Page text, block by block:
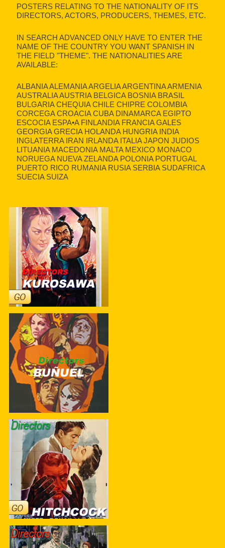
POSTERS RELATING TO THE NATIONALITY OF ITS
DIRECTORS, ACTORS, PRODUCERS, THEMES, ETC.
IN SEARCH ADVANCED ONLY HAVE TO ENTER THE
NAME OF THE COUNTRY YOU WANT SPANISH IN
THE FIELD "THEME". THE NATIONALITIES ARE
AVAILABLE:
ALBANIA ALEMANIA ARGELIA ARGENTINA ARMENIA
AUSTRALIA AUSTRIA BELGICA BOSNIA BRASIL
BULGARIA CHEQUIA CHILE CHIPRE COLOMBIA
CORCEGA CROACIA CUBA DINAMARCA EGIPTO
ESCOCIA ESPA•A FINLANDIA FRANCIA GALES
GEORGIA GRECIA HOLANDA HUNGRIA INDIA
INGLATERRA IRAN IRLANDA ITALIA JAPON JUDIOS
LITUANIA MACEDONIA MALTA MEXICO MONACO
NORUEGA NUEVA ZELANDA POLONIA PORTUGAL
PUERTO RICO RUMANIA RUSIA SERBIA SUDAFRICA
SUECIA SUIZA